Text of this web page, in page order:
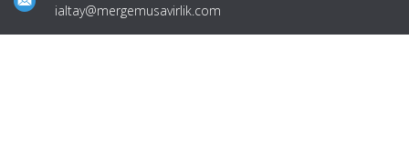
ialtay@mergemusavirlik.com